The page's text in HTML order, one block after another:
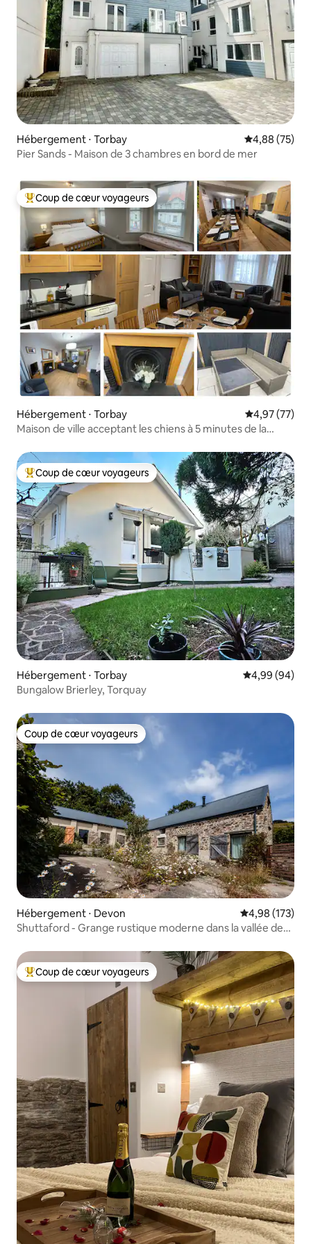
Hébergement ⋅ Torbay Évaluation
4,88 (75)
Pier Sands - Maison de 3 chambres en bord de mer
Coups de cœur voyageurs les plus appréciés
Coup de cœur voyageurs
Hébergement ⋅ Torbay Évaluation
4,97 (77)
Maison de ville acceptant les chiens à 5 minutes de la
Coups de cœur voyageurs les plus appréciés
Coup de cœur voyageurs
Hébergement ⋅ Torbay Évaluation
4,99 (94)
Bungalow Brierley, Torquay
Coup de cœur voyageurs
Coup de cœur voyageurs
Hébergement ⋅ Devon Évaluation
4,98 (173)
Shuttaford - Grange rustique moderne dans la vallée de
Coups de cœur voyageurs les plus appréciés
Coup de cœur voyageurs